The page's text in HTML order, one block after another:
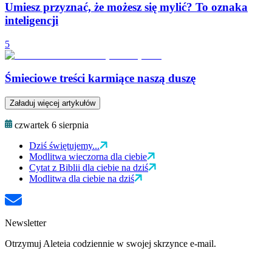
Umiesz przyznać, że możesz się mylić? To oznaka
inteligencji
5
Śmieciowe treści karmiące naszą duszę
Załaduj więcej artykułów
czwartek 6 sierpnia
Dziś świętujemy...
Modlitwa wieczorna dla ciebie
Cytat z Biblii dla ciebie na dziś
Modlitwa dla ciebie na dziś
Newsletter
Otrzymuj Aleteia codziennie w swojej skrzynce e-mail.